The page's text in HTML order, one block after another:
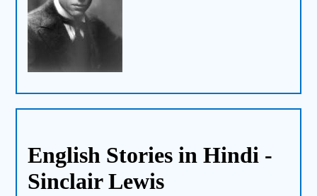
English Stories in Hindi -
Sinclair Lewis